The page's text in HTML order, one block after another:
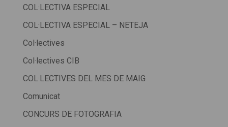
COL·LECTIVA ESPECIAL
COL·LECTIVA ESPECIAL – NETEJA
Col·lectives
Col·lectives CIB
COL·LECTIVES DEL MES DE MAIG
Comunicat
CONCURS DE FOTOGRAFIA